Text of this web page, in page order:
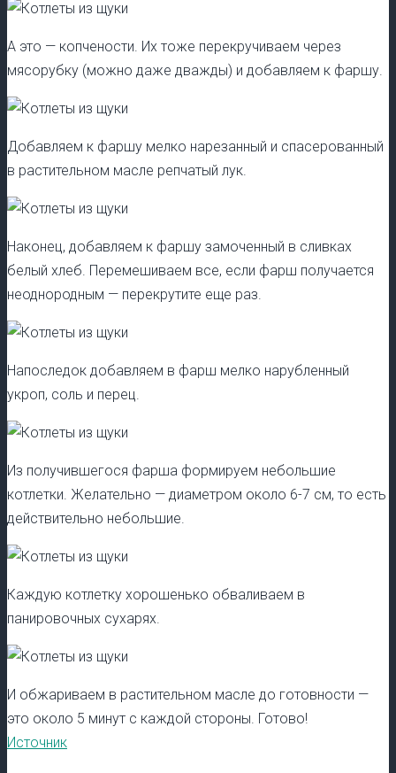
А это — копчености. Их тоже перекручиваем через
мясорубку (можно даже дважды) и добавляем к фаршу.
Добавляем к фаршу мелко нарезанный и спасерованный
в растительном масле репчатый лук.
Наконец, добавляем к фаршу замоченный в сливках
белый хлеб. Перемешиваем все, если фарш получается
неоднородным — перекрутите еще раз.
Напоследок добавляем в фарш мелко нарубленный
укроп, соль и перец.
Из получившегося фарша формируем небольшие
котлетки. Желательно — диаметром около 6-7 см, то есть
действительно небольшие.
Каждую котлетку хорошенько обваливаем в
панировочных сухарях.
И обжариваем в растительном масле до готовности —
это около 5 минут с каждой стороны. Готово!
Источник